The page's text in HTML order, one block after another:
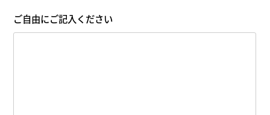
ご自由にご記入ください